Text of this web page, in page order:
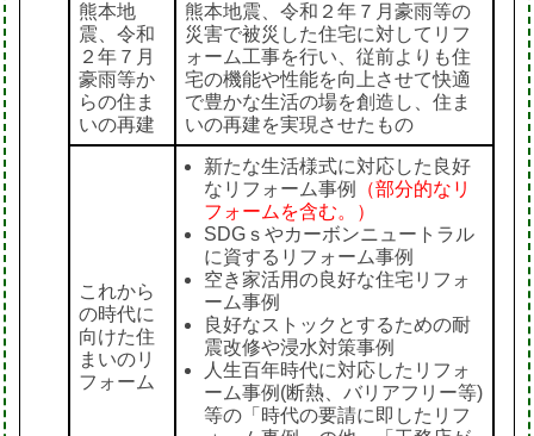
熊本地
震、令和
２年７月
豪雨等か
らの住ま
いの再建
熊本地震、令和２年７月豪雨等の
災害で被災した住宅に対してリフ
ォーム工事を行い、従前よりも住
宅の機能や性能を向上させて快適
で豊かな生活の場を創造し、住ま
いの再建を実現させたもの
これから
の時代に
向けた住
まいのリ
フォーム
新たな生活様式に対応した良好
なリフォーム事例
（部分的なリ
フォームを含む。）
SDGｓやカーボンニュートラル
に資するリフォーム事例
空き家活用の良好な住宅リフォ
ーム事例
良好なストックとするための耐
震改修や浸水対策事例
人生百年時代に対応したリフォ
ーム事例(断熱、バリアフリー等)
等の「時代の要請に即したリフ